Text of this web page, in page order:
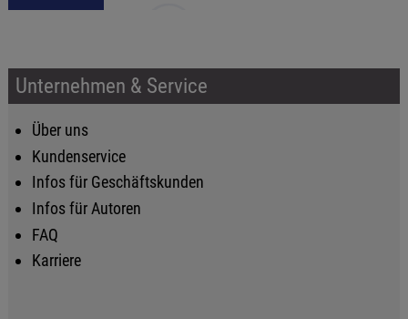
Unternehmen & Service
Über uns
Kundenservice
Infos für Geschäftskunden
Infos für Autoren
FAQ
Karriere